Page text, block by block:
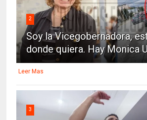
2
Soy la Vicegobernadora,
donde quiera. Hay Monica
Leer Mas
3